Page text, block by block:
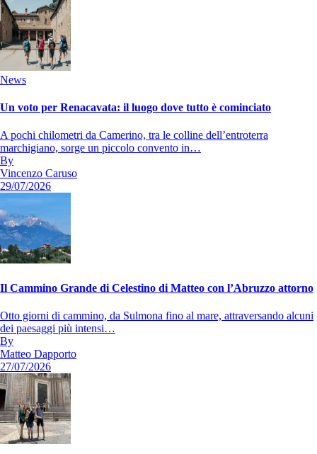
News
Un voto per Renacavata: il luogo dove tutto è cominciato
A pochi chilometri da Camerino, tra le colline dell’entroterra
marchigiano, sorge un piccolo convento in…
By
Vincenzo Caruso
29/07/2026
Il Cammino Grande di Celestino di Matteo con l’Abruzzo attorno
Otto giorni di cammino, da Sulmona fino al mare, attraversando alcuni
dei paesaggi più intensi…
By
Matteo Dapporto
27/07/2026